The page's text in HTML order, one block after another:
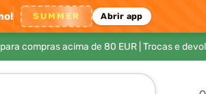
SUMMER Abrir app
compras acima de 80 EUR| Trocas e